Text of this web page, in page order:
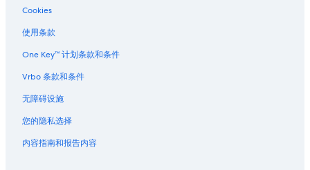
俄勒冈中部海岸的私人度假屋
坎涌维尔的农场
Cookies
使用条款
One Key™ 计划条款和条件
Vrbo 条款和条件
无障碍设施
您的隐私选择
内容指南和报告内容